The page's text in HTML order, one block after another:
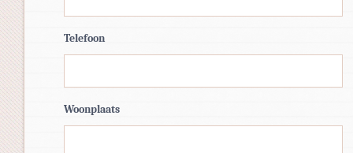
Telefoon
Woonplaats